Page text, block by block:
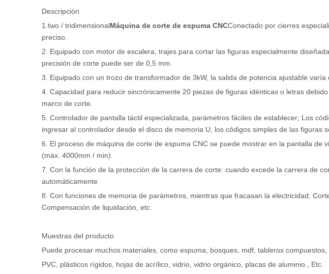
Descripción
1.two / tridimensionalMáquina de corte de espuma CNCConectado por cierres
preciso.
2. Equipado con motor de escalera, trajes para cortar las figuras especialmente
precisión de corte puede ser de 0,5 mm.
3. Equipado con un trozo de transformador de 3kW, la salida de potencia ajustable varía
4. Capacidad para reducir sincrónicamente 20 piezas de figuras idénticas o letras
marco de corte.
5. Controlador de pantalla táctil especializada, parámetros fáciles de establecer; Los
ingresar al controlador desde el disco de memoria U, los códigos simples de las figuras
6. El proceso de máquina de corte de espuma CNC se puede mostrar en la pantalla de
(máx. 4000mm / min).
7. Con la función de la protección de la carrera de corte: cuando excede la carrera de
automáticamente
8. Con funciones de memoria de parámetros, mientras que fracasan la electricidad;
Compensación de liquidación, etc.
Muestras del producto
Puede procesar muchos materiales, como espuma, bosques, mdf, tableros compuestos,
PVC, plásticos rígidos, hojas de acrílico, vidrio, vidrio orgánico, placas de aluminio., Etc.